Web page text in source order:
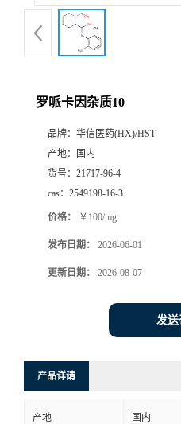
书
誉
方
罗哌卡因杂质10
品牌： 华信医药(HX)/HST
产地：
国内
货号： 21717-96-4
cas： 2549198-16-3
价格： ￥100/mg
发布日期： 2026-06-01
更新日期： 2026-08-07
发
产品详请
产地 国内